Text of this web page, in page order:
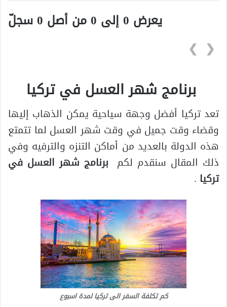
يعرض 0 إلى 0 من أصل 0 سجلّ
❮
❯
برنامج شهر العسل في تركيا
تعد تركيا أفضل وجهة سياحية يمكن الذهاب إليها
وقضاء وقت جميل في وقت شهر العسل لما تتمتع
هذه الدولة بالعديد من أماكن التنزه والترفيه وفي
ذلك المقال سنقدم لكم برنامج شهر العسل في
تركيا .
كم تكلفة السفر الى تركيا لمدة اسبوع